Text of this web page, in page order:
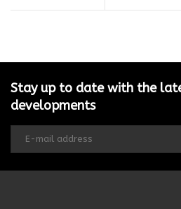
Stay up to date with the
developments